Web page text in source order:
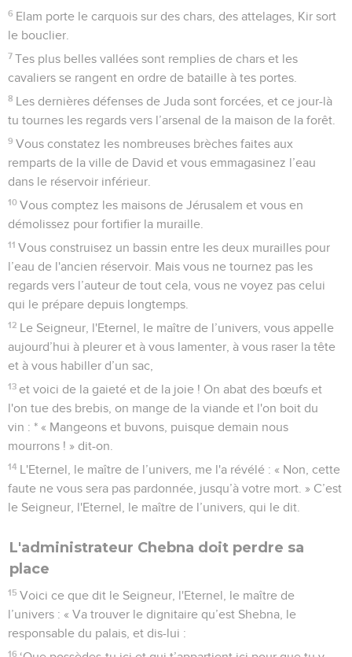
6 Elam porte le carquois sur des chars, des attelages, Kir sort
le bouclier.
7 Tes plus belles vallées sont remplies de chars et les
cavaliers se rangent en ordre de bataille à tes portes.
8 Les dernières défenses de Juda sont forcées, et ce jour-là
tu tournes les regards vers l’arsenal de la maison de la forêt.
9 Vous constatez les nombreuses brèches faites aux
remparts de la ville de David et vous emmagasinez l’eau
dans le réservoir inférieur.
10 Vous comptez les maisons de Jérusalem et vous en
démolissez pour fortifier la muraille.
11 Vous construisez un bassin entre les deux murailles pour
l’eau de l'ancien réservoir. Mais vous ne tournez pas les
regards vers l’auteur de tout cela, vous ne voyez pas celui
qui le prépare depuis longtemps.
12 Le Seigneur, l'Eternel, le maître de l’univers, vous appelle
aujourd’hui à pleurer et à vous lamenter, à vous raser la tête
et à vous habiller d’un sac,
13 et voici de la gaieté et de la joie ! On abat des bœufs et
l'on tue des brebis, on mange de la viande et l'on boit du
vin : * « Mangeons et buvons, puisque demain nous
mourrons ! » dit-on.
14 L'Eternel, le maître de l’univers, me l'a révélé : « Non, cette
faute ne vous sera pas pardonnée, jusqu’à votre mort. » C’est
le Seigneur, l'Eternel, le maître de l’univers, qui le dit.
L'administrateur Chebna doit perdre sa
place
15 Voici ce que dit le Seigneur, l'Eternel, le maître de
l’univers : « Va trouver le dignitaire qu’est Shebna, le
responsable du palais, et dis-lui :
16